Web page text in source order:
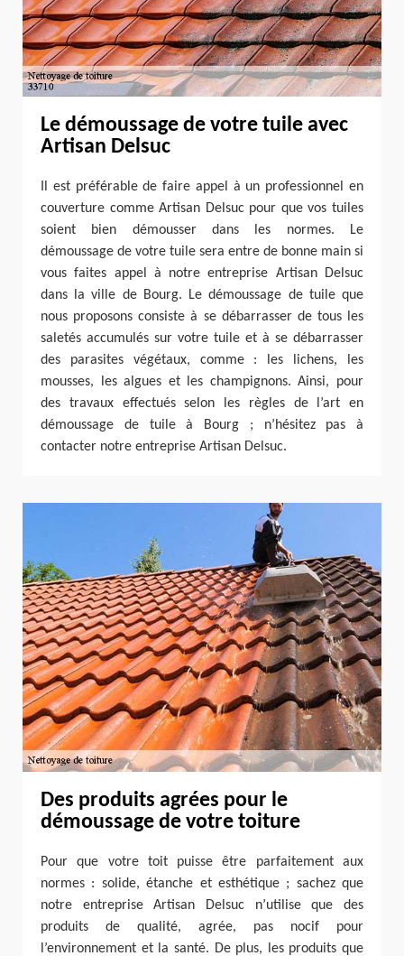
Le démoussage de votre tuile avec
Artisan Delsuc
Il est préférable de faire appel à un professionnel en
couverture comme Artisan Delsuc pour que vos tuiles
soient bien démousser dans les normes. Le
démoussage de votre tuile sera entre de bonne main si
vous faites appel à notre entreprise Artisan Delsuc
dans la ville de Bourg. Le démoussage de tuile que
nous proposons consiste à se débarrasser de tous les
saletés accumulés sur votre tuile et à se débarrasser
des parasites végétaux, comme : les lichens, les
mousses, les algues et les champignons. Ainsi, pour
des travaux effectués selon les règles de l’art en
démoussage de tuile à Bourg ; n’hésitez pas à
contacter notre entreprise Artisan Delsuc.
Des produits agrées pour le
démoussage de votre toiture
Pour que votre toit puisse être parfaitement aux
normes : solide, étanche et esthétique ; sachez que
notre entreprise Artisan Delsuc n’utilise que des
produits de qualité, agrée, pas nocif pour
l’environnement et la santé. De plus, les produits que